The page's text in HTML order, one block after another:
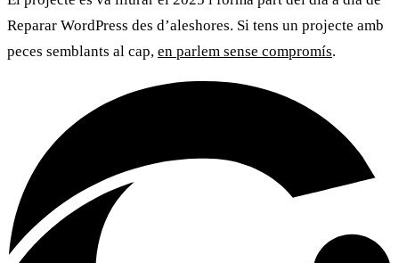
Reparar WordPress des d’aleshores. Si tens un projecte amb
peces semblants al cap, en parlem sense compromís.